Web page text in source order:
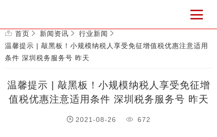
首页 新闻资讯
行业新闻
温馨提示 | 敲黑板！小规模纳税人享受免征增值税优惠注意适用
条件 深圳税务服务号 昨天
温馨提示 | 敲黑板！小规模纳税人享受免征增
值税优惠注意适用条件 深圳税务服务号 昨天
2021-08-26 672